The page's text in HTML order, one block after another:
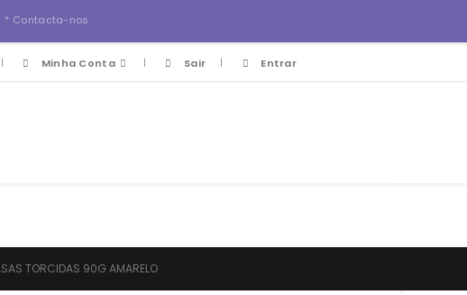
* Contacta-nos
Minha Conta Sair Entrar
TORCIDAS 90G AMARELO